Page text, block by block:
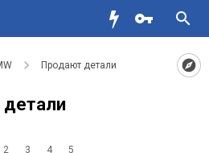
Продают детали
2 3 4 5